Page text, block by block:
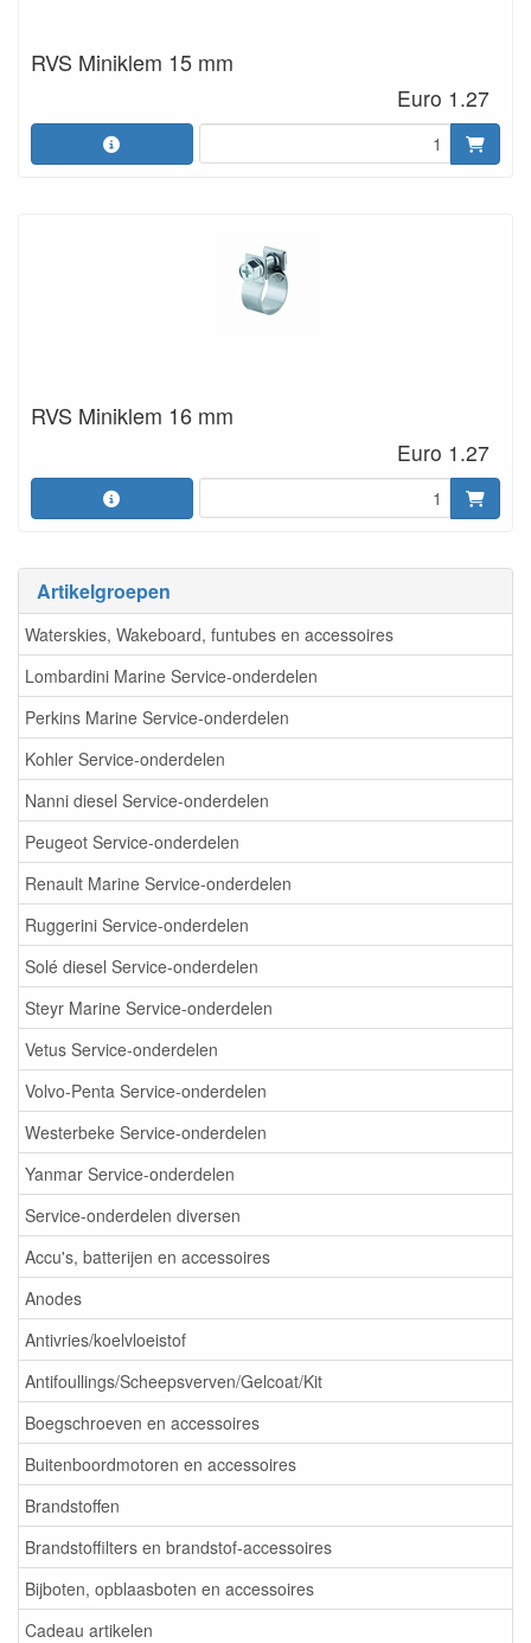
Artikelgroepen
Waterskies, Wakeboard, funtubes en accessoires
Lombardini Marine Service-onderdelen
Perkins Marine Service-onderdelen
Kohler Service-onderdelen
Nanni diesel Service-onderdelen
Peugeot Service-onderdelen
Renault Marine Service-onderdelen
Ruggerini Service-onderdelen
Solé diesel Service-onderdelen
Steyr Marine Service-onderdelen
Vetus Service-onderdelen
Volvo-Penta Service-onderdelen
Westerbeke Service-onderdelen
Yanmar Service-onderdelen
Service-onderdelen diversen
Accu's, batterijen en accessoires
Anodes
Antivries/koelvloeistof
Antifoullings/Scheepsverven/Gelcoat/Kit
Boegschroeven en accessoires
Buitenboordmotoren en accessoires
Brandstoffen
Brandstoffilters en brandstof-accessoires
Bijboten, opblaasboten en accessoires
Cadeau artikelen
RVS Miniklem 15 mm
Euro 1.27
RVS Miniklem 16 mm
Euro 1.27